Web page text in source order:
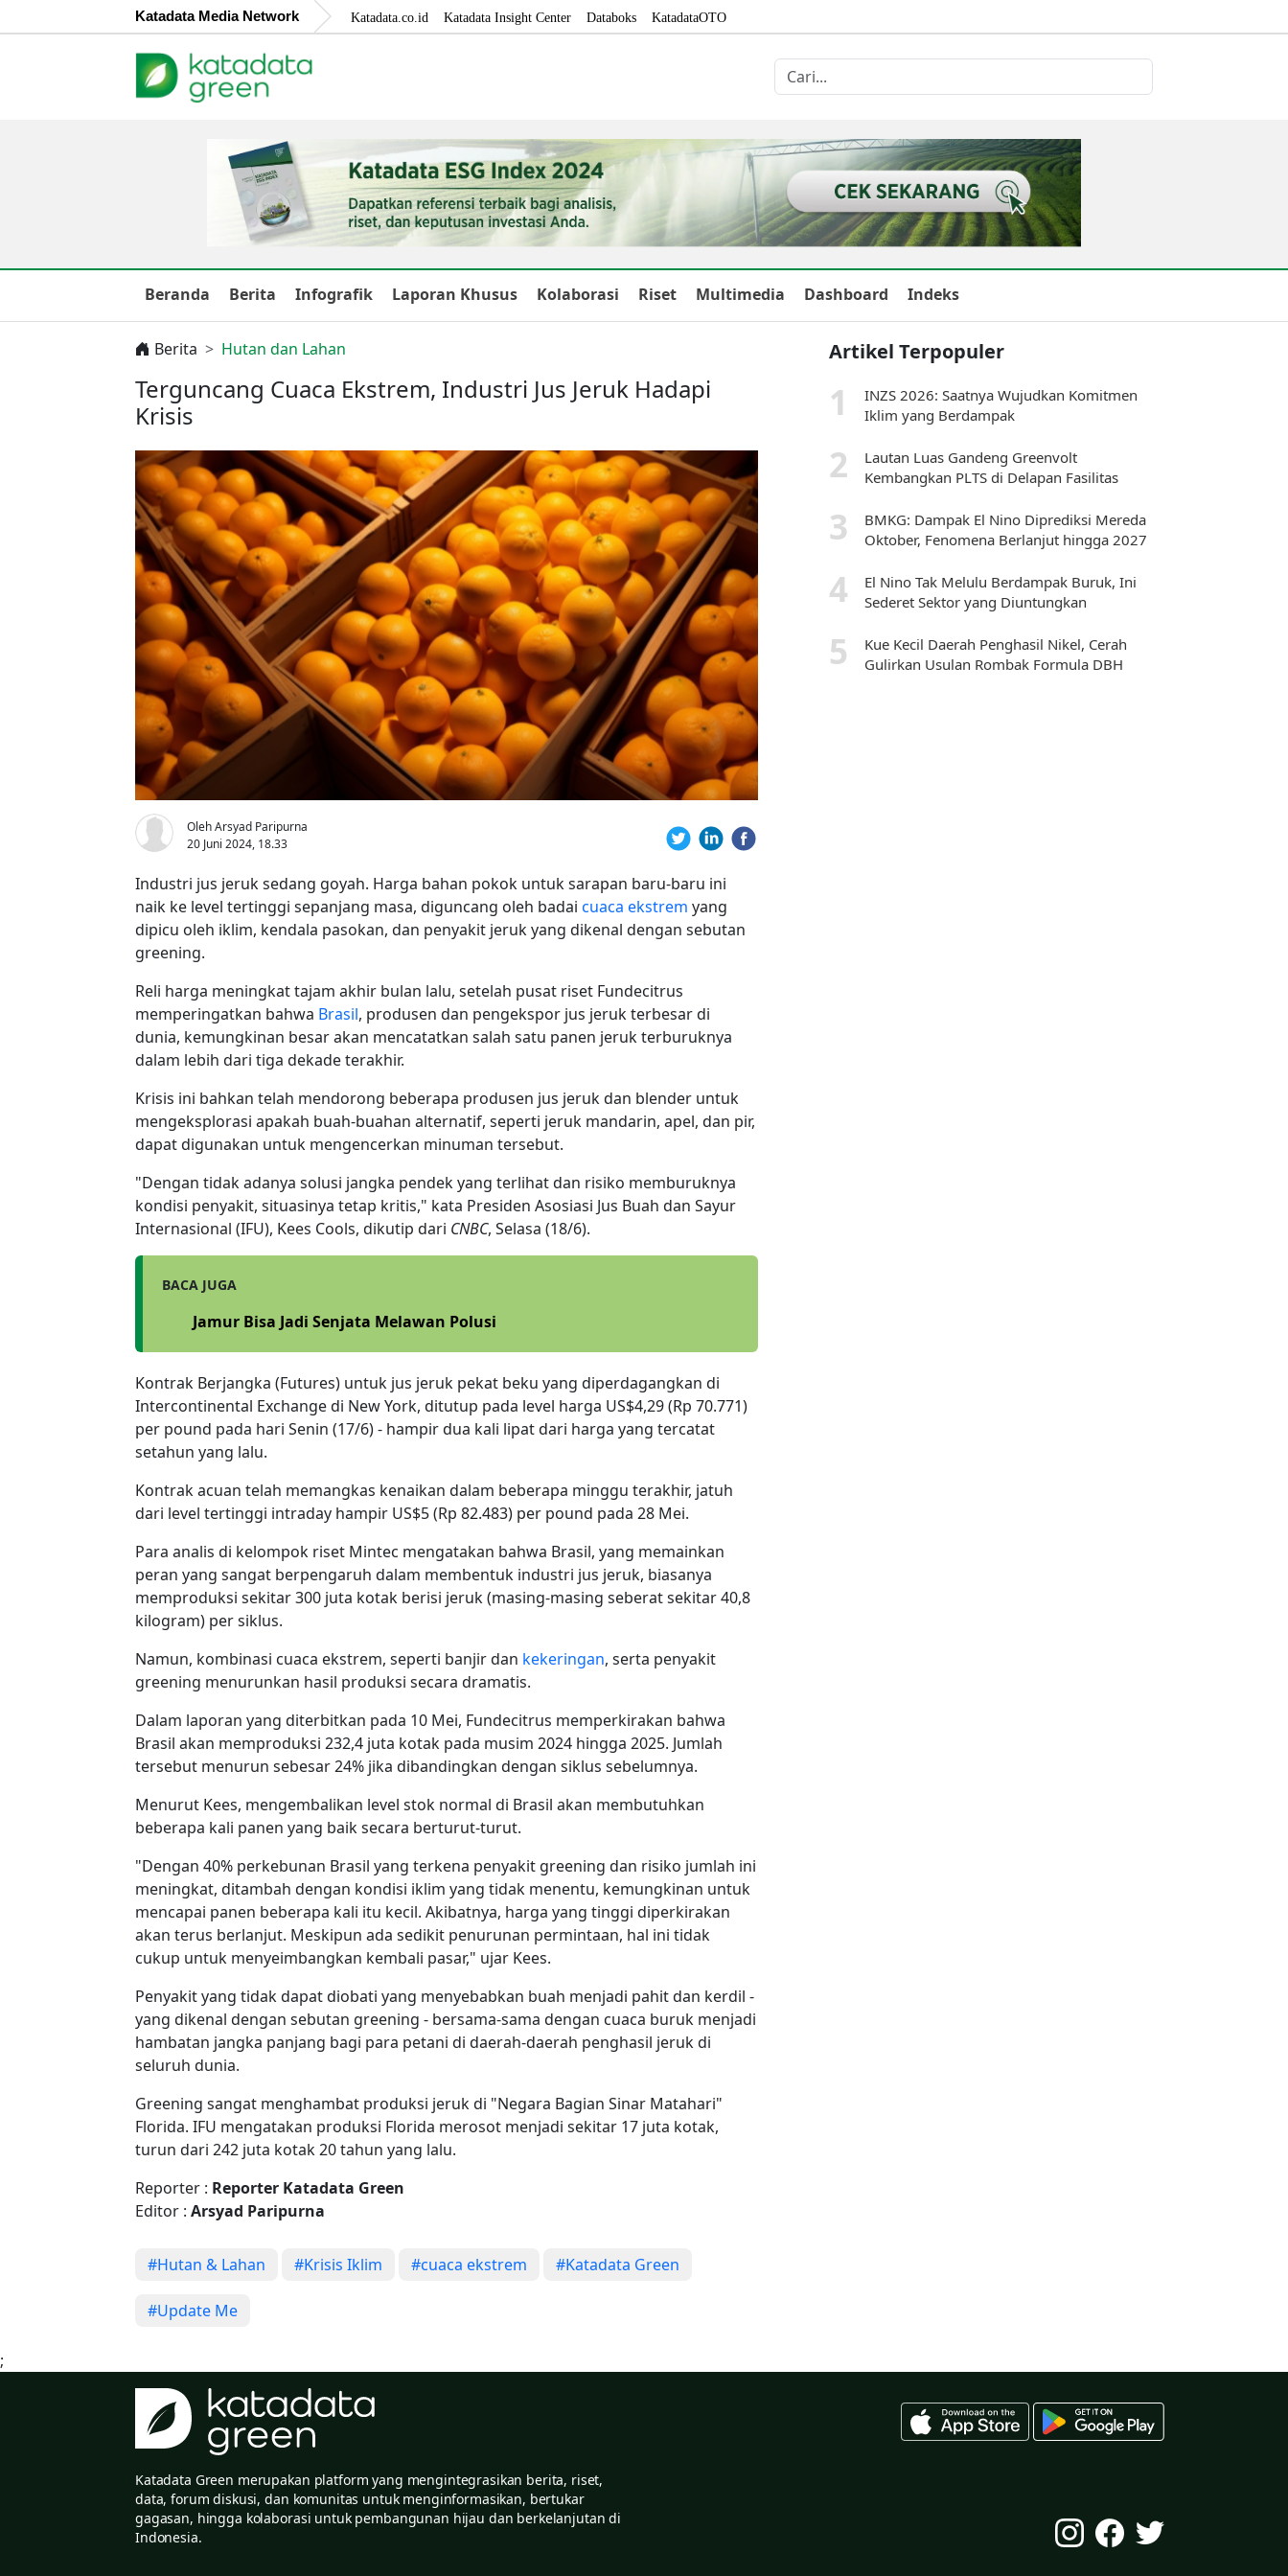
Katadata Media Network Katadata.co.id Katadata Insight Center Databoks KatadataOTO
Beranda Berita Infografik Laporan Khusus Kolaborasi Riset Multimedia Dashboard Indeks
Berita Hutan dan Lahan
Terguncang Cuaca Ekstrem, Industri Jus Jeruk Hadapi
Krisis
Oleh Arsyad Paripurna
20 Juni 2024, 18.33
Industri jus jeruk sedang goyah. Harga bahan pokok untuk sarapan baru-baru ini
naik ke level tertinggi sepanjang masa, diguncang oleh badai cuaca ekstrem yang
dipicu oleh iklim, kendala pasokan, dan penyakit jeruk yang dikenal dengan sebutan
greening.
Reli harga meningkat tajam akhir bulan lalu, setelah pusat riset Fundecitrus
memperingatkan bahwa Brasil, produsen dan pengekspor jus jeruk terbesar di
dunia, kemungkinan besar akan mencatatkan salah satu panen jeruk terburuknya
dalam lebih dari tiga dekade terakhir.
Krisis ini bahkan telah mendorong beberapa produsen jus jeruk dan blender untuk
mengeksplorasi apakah buah-buahan alternatif, seperti jeruk mandarin, apel, dan pir,
dapat digunakan untuk mengencerkan minuman tersebut.
"Dengan tidak adanya solusi jangka pendek yang terlihat dan risiko memburuknya
kondisi penyakit, situasinya tetap kritis," kata Presiden Asosiasi Jus Buah dan Sayur
Internasional (IFU), Kees Cools, dikutip dari CNBC, Selasa (18/6).
BACA JUGA
Jamur Bisa Jadi Senjata Melawan Polusi
Kontrak Berjangka (Futures) untuk jus jeruk pekat beku yang diperdagangkan di
Intercontinental Exchange di New York, ditutup pada level harga US$4,29 (Rp 70.771)
per pound pada hari Senin (17/6) - hampir dua kali lipat dari harga yang tercatat
setahun yang lalu.
Kontrak acuan telah memangkas kenaikan dalam beberapa minggu terakhir, jatuh
dari level tertinggi intraday hampir US$5 (Rp 82.483) per pound pada 28 Mei.
Para analis di kelompok riset Mintec mengatakan bahwa Brasil, yang memainkan
peran yang sangat berpengaruh dalam membentuk industri jus jeruk, biasanya
memproduksi sekitar 300 juta kotak berisi jeruk (masing-masing seberat sekitar 40,8
kilogram) per siklus.
Namun, kombinasi cuaca ekstrem, seperti banjir dan kekeringan, serta penyakit
greening menurunkan hasil produksi secara dramatis.
Dalam laporan yang diterbitkan pada 10 Mei, Fundecitrus memperkirakan bahwa
Brasil akan memproduksi 232,4 juta kotak pada musim 2024 hingga 2025. Jumlah
tersebut menurun sebesar 24% jika dibandingkan dengan siklus sebelumnya.
Menurut Kees, mengembalikan level stok normal di Brasil akan membutuhkan
beberapa kali panen yang baik secara berturut-turut.
"Dengan 40% perkebunan Brasil yang terkena penyakit greening dan risiko jumlah ini
meningkat, ditambah dengan kondisi iklim yang tidak menentu, kemungkinan untuk
mencapai panen beberapa kali itu kecil. Akibatnya, harga yang tinggi diperkirakan
akan terus berlanjut. Meskipun ada sedikit penurunan permintaan, hal ini tidak
cukup untuk menyeimbangkan kembali pasar," ujar Kees.
Penyakit yang tidak dapat diobati yang menyebabkan buah menjadi pahit dan kerdil -
yang dikenal dengan sebutan greening - bersama-sama dengan cuaca buruk menjadi
hambatan jangka panjang bagi para petani di daerah-daerah penghasil jeruk di
seluruh dunia.
Greening sangat menghambat produksi jeruk di "Negara Bagian Sinar Matahari"
Florida. IFU mengatakan produksi Florida merosot menjadi sekitar 17 juta kotak,
turun dari 242 juta kotak 20 tahun yang lalu.
Reporter : Reporter Katadata Green
Editor : Arsyad Paripurna
#Hutan & Lahan #Krisis Iklim #cuaca ekstrem #Katadata Green
#Update Me
Artikel Terpopuler
INZS 2026: Saatnya Wujudkan Komitmen
Iklim yang Berdampak
Lautan Luas Gandeng Greenvolt
Kembangkan PLTS di Delapan Fasilitas
BMKG: Dampak El Nino Diprediksi Mereda
Oktober, Fenomena Berlanjut hingga 2027
El Nino Tak Melulu Berdampak Buruk, Ini
Sederet Sektor yang Diuntungkan
Kue Kecil Daerah Penghasil Nikel, Cerah
Gulirkan Usulan Rombak Formula DBH
;
Katadata Green merupakan platform yang mengintegrasikan berita, riset,
data, forum diskusi, dan komunitas untuk menginformasikan, bertukar
gagasan, hingga kolaborasi untuk pembangunan hijau dan berkelanjutan di
Indonesia.